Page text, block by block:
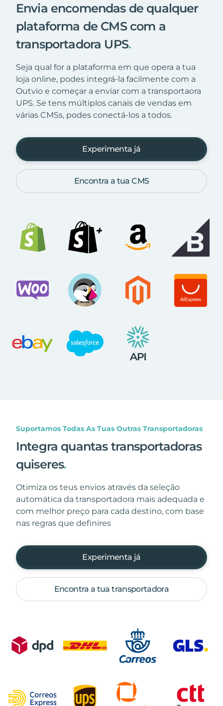
Envia encomendas de qualquer
plataforma de CMS com a
transportadora UPS.
Seja qual for a plataforma em que opera a tua
loja online, podes integrá-la facilmente com a
Outvio e começar a enviar com a transportaora
UPS. Se tens múltiplos canais de vendas em
várias CMSs, podes conectá-los a todos.
Experimenta já
Encontra a tua CMS
Suportamos Todas As Tuas Outras Transportadoras
Integra quantas transportadoras
quiseres.
Otimiza os teus envios através da seleção
automática da transportadora mais adequada e
com melhor preço para cada destino, com base
nas regras que definires
Experimenta já
Encontra a tua transportadora